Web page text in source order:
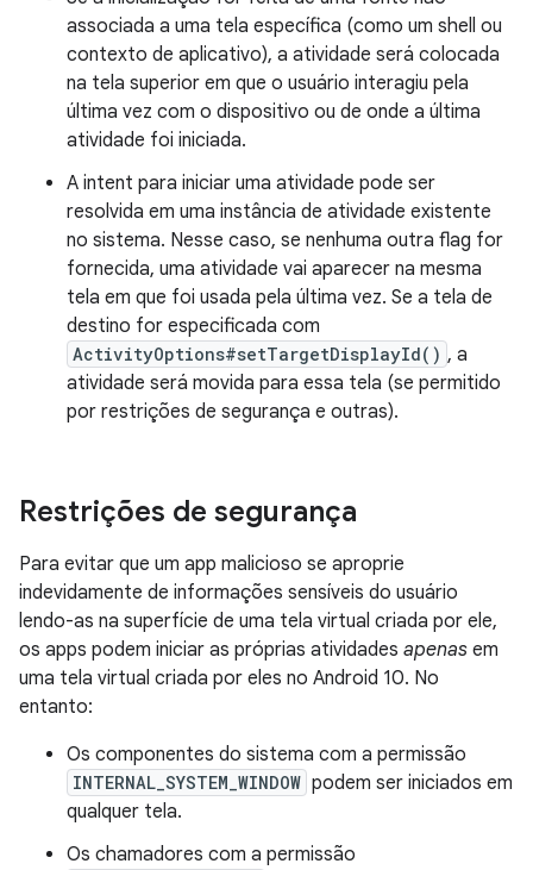
associada a uma tela específica (como um shell ou
contexto de aplicativo), a atividade será colocada
na tela superior em que o usuário interagiu pela
última vez com o dispositivo ou de onde a última
atividade foi iniciada.
A intent para iniciar uma atividade pode ser
resolvida em uma instância de atividade existente
no sistema. Nesse caso, se nenhuma outra flag for
fornecida, uma atividade vai aparecer na mesma
tela em que foi usada pela última vez. Se a tela de
destino for especificada com
ActivityOptions#setTargetDisplayId() , a
atividade será movida para essa tela (se permitido
por restrições de segurança e outras).
Restrições de segurança
Para evitar que um app malicioso se aproprie
indevidamente de informações sensíveis do usuário
lendo-as na superfície de uma tela virtual criada por ele,
os apps podem iniciar as próprias atividades apenas em
uma tela virtual criada por eles no Android 10. No
entanto:
Os componentes do sistema com a permissão
INTERNAL_SYSTEM_WINDOW podem ser iniciados em
qualquer tela.
Os chamadores com a permissão